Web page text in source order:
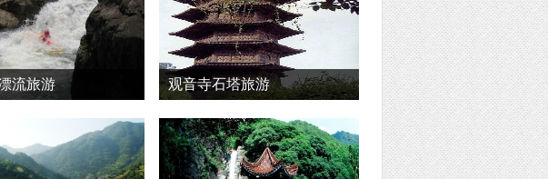
流旅游 观音寺石塔旅游